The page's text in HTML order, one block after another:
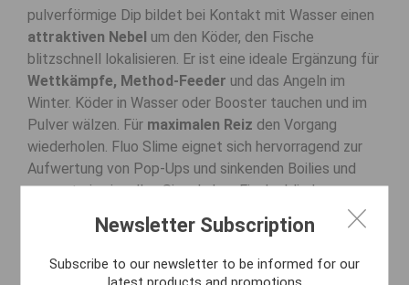
pulverförmige Dip bildet bei Kontakt mit Wasser einen
attraktiven Nebel um den Köder, den Fische
blitzschnell lokalisieren. Er ist eine ideale Ergänzung für
Wettkämpfe, Method-Feeder und das Angeln im
Winter. Köder in Wasser oder Booster tauchen und im
Pulver wälzen. Für maximalen Reiz den Vorgang
wiederholen. Fluo Slime eignet sich hervorragend zur
Aufwertung von Pop-Ups und sinkenden Boilies und
erzeugt ein visuelles Signal, dem Fische blind
Doppelter Effekt: Visuelles Fluo-Signal und
Newsletter Subscription
Subscribe to our newsletter to be informed for our
latest products and promotions